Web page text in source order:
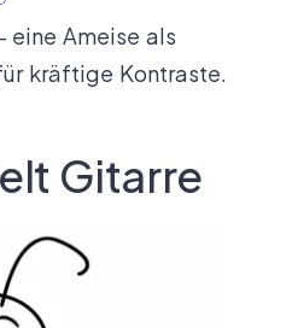
eine Ameise als
kräftige Kontraste.
Gitarre